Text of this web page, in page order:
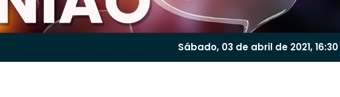
Sábado, 03 de abril de 2021, 16:30